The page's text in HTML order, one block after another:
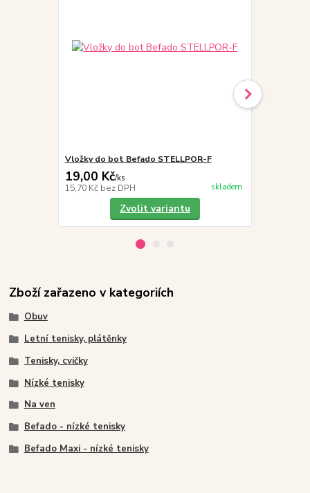
Vložky do bot Befado STELLPOR-F
19,00 Kč/ks
15,70 Kč bez DPH skladem
Zvolit variantu
Zboží zařazeno v kategoriích
Obuv
Letní tenisky, plátěnky
Tenisky, cvičky
Nízké tenisky
Na ven
Befado - nízké tenisky
Befado Maxi - nízké tenisky